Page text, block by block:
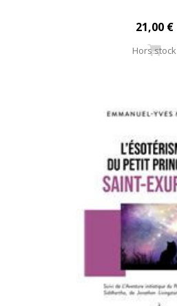
21,00 €
Hors stock